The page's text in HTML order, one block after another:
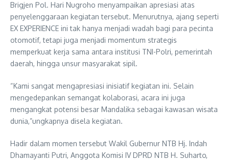
Brigjen Pol. Hari Nugroho menyampaikan apresiasi atas
penyelenggaraan kegiatan tersebut. Menurutnya, ajang seperti
EX EXPERIENCE ini tak hanya menjadi wadah bagi para pecinta
otomotif, tetapi juga menjadi momentum strategis
memperkuat kerja sama antara institusi TNI-Polri, pemerintah
daerah, hingga unsur masyarakat sipil.
“Kami sangat mengapresiasi inisiatif kegiatan ini. Selain
mengedepankan semangat kolaborasi, acara ini juga
mengangkat potensi besar Mandalika sebagai kawasan wisata
dunia,”ungkapnya disela kegiatan.
Hadir dalam momen tersebut Wakil Gubernur NTB Hj. Indah
Dhamayanti Putri, Anggota Komisi IV DPRD NTB H. Suharto,